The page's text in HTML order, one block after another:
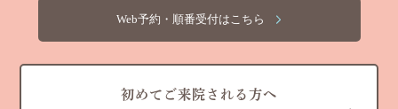
Web予約・順番受付はこちら
初めてご来院される方へ